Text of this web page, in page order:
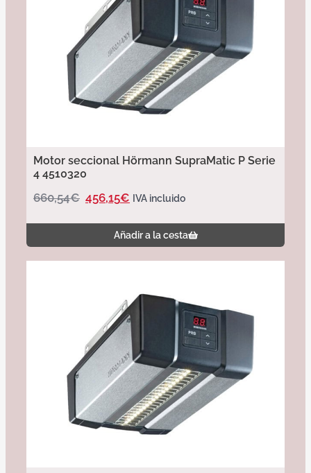
Motor seccional Hörmann SupraMatic P Serie
4 4510320
660,54€ 456,15€ IVA incluido
Añadir a la cesta